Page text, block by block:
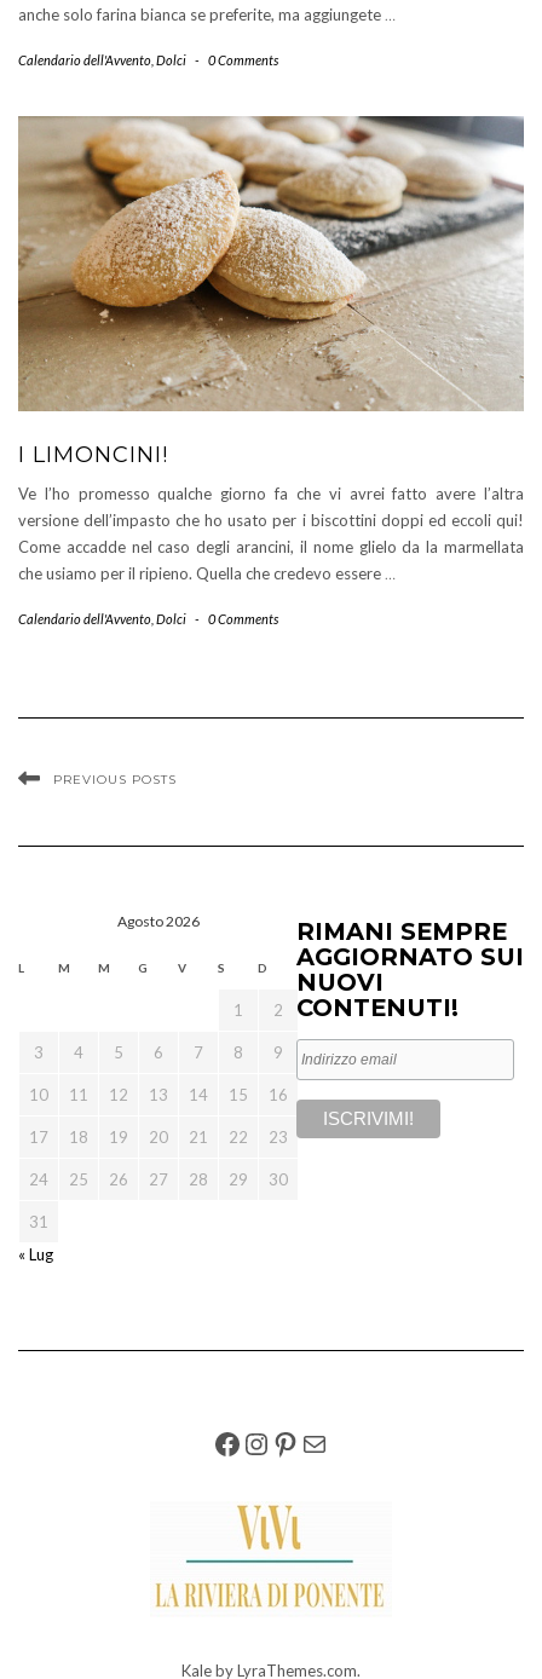
anche solo farina bianca se preferite, ma aggiungete …
Calendario dell'Avvento Dolci - 0 Comments
I LIMONCINI!
Ve l’ho promesso qualche giorno fa che vi avrei fatto avere l’altra
versione dell’impasto che ho usato per i biscottini doppi ed eccoli qui!
Come accadde nel caso degli arancini, il nome glielo da la marmellata
che usiamo per il ripieno. Quella che credevo essere…
Calendario dell'Avvento Dolci - 0 Comments
PREVIOUS POSTS
Agosto 2026
L M M G V S D
1 2
3 4 5 6 7 8 9
10 11 12 13 14 15 16
17 18 19 20 21 22 23
24 25 26 27 28 29 30
31
« Lug
RIMANI SEMPRE
AGGIORNATO SUI
NUOVI
CONTENUTI!
FACEBOOK
INSTAGRAM
PINTEREST
EMAIL
Kaleby LyraThemes.com.